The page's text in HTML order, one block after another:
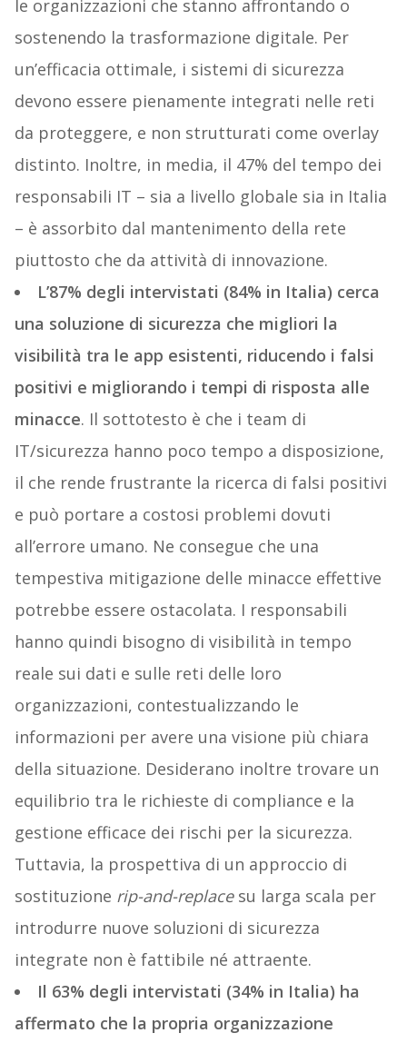
le organizzazioni che stanno affrontando o
sostenendo la trasformazione digitale. Per
un’efficacia ottimale, i sistemi di sicurezza
devono essere pienamente integrati nelle reti
da proteggere, e non strutturati come overlay
distinto. Inoltre, in media, il 47% del tempo dei
responsabili IT – sia a livello globale sia in Italia
– è assorbito dal mantenimento della rete
piuttosto che da attività di innovazione.
L’87% degli intervistati (84% in Italia) cerca
una soluzione di sicurezza che migliori la
visibilità tra le app esistenti, riducendo i falsi
positivi e migliorando i tempi di risposta alle
minacce. Il sottotesto è che i team di
IT/sicurezza hanno poco tempo a disposizione,
il che rende frustrante la ricerca di falsi positivi
e può portare a costosi problemi dovuti
all’errore umano. Ne consegue che una
tempestiva mitigazione delle minacce effettive
potrebbe essere ostacolata. I responsabili
hanno quindi bisogno di visibilità in tempo
reale sui dati e sulle reti delle loro
organizzazioni, contestualizzando le
informazioni per avere una visione più chiara
della situazione. Desiderano inoltre trovare un
equilibrio tra le richieste di compliance e la
gestione efficace dei rischi per la sicurezza.
Tuttavia, la prospettiva di un approccio di
sostituzione rip-and-replacesu larga scala per
introdurre nuove soluzioni di sicurezza
integrate non è fattibile né attraente.
Il 63% degli intervistati (34% in Italia) ha
affermato che la propria organizzazione